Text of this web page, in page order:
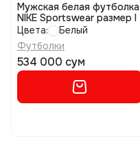
Мужская белая футболка
NIKE Sportswear размер l
Цвета:
Белый
Футболки
534 000 сум